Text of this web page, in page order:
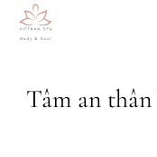
Tâm an